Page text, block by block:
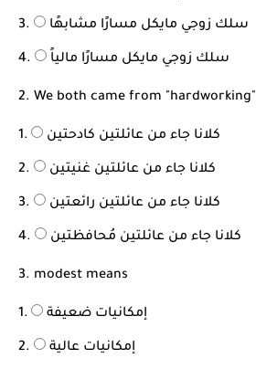
سلك زوجي مايكل مسارًا مشابهًا
سلك زوجي مايكل مسارًا مالياً
2. We both came from
كلانا جاء من عائلتين كادحتين
كلانا جاء من عائلتين غنيتين
كلانا جاء من عائلتين رائعتين
كلانا جاء من عائلتين مُحافظتين
3. modest means
إمكانيات ضعيفة
إمكانيات عالية